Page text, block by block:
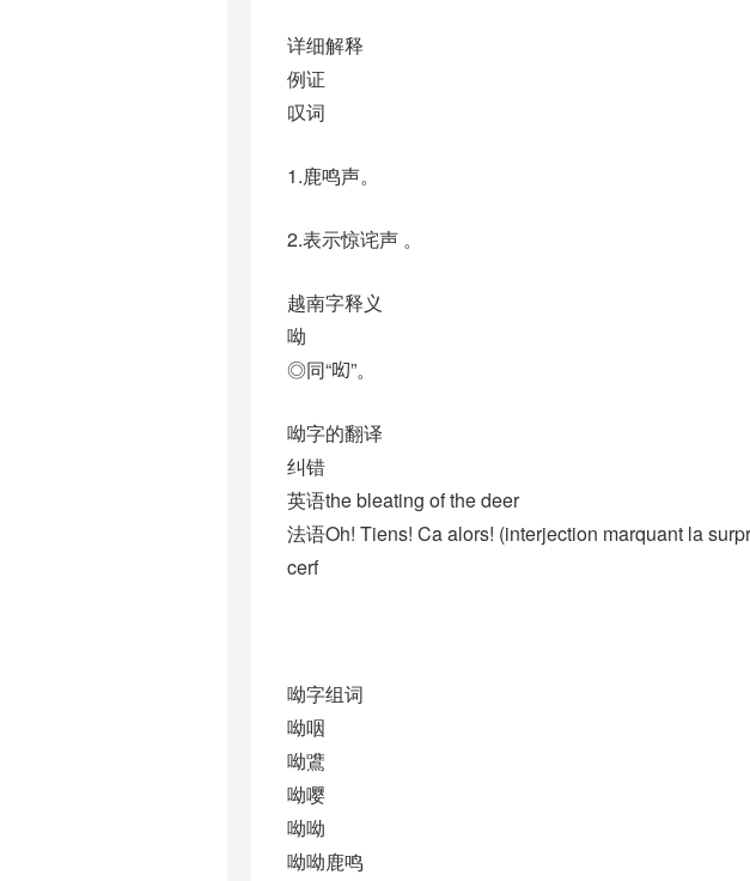
详细解释
例证
叹词
1.鹿鸣声。
2.表示惊诧声 。
越南字释义
呦
◎同“𠯻”。
呦字的翻译
纠错
英语the bleating of the deer
法语Oh! Tiens! Ca alors! (interjection marquant la
cerf
呦字组词
呦咽
呦鷕
呦嘤
呦呦
呦呦鹿鸣